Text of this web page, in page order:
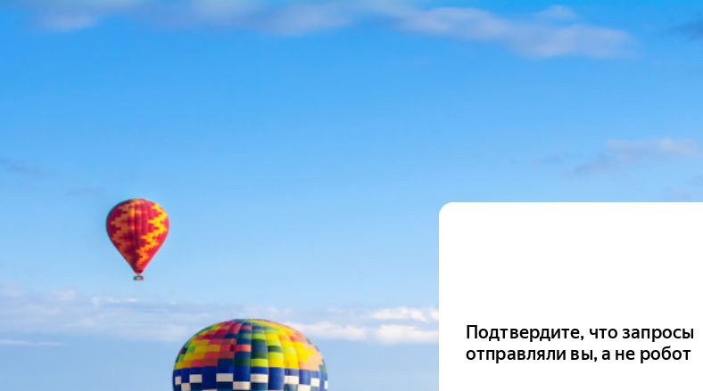
Подтвердите, что запросы
отправляли вы, а не робот